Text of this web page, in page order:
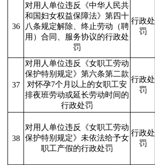
36
对用人单位违反《中华人民共
和国妇女权益保障法》第四十
八条规定解除、终止劳动（聘
用）合同、服务协议的行政处
罚
行政处
罚
37
对用人单位违反《女职工劳动
保护特别规定》第六条第二款
对怀孕7个月以上的女职工安
排夜班劳动或延长劳动时间的
行政处罚
行政处
罚
38
对用人单位违反《女职工劳动
保护特别规定》未依法给予女
职工产假的行政处罚
行政处
罚